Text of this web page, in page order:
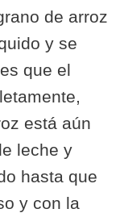
de arroz
y se
que el
está aún
leche y
hasta que
y con la